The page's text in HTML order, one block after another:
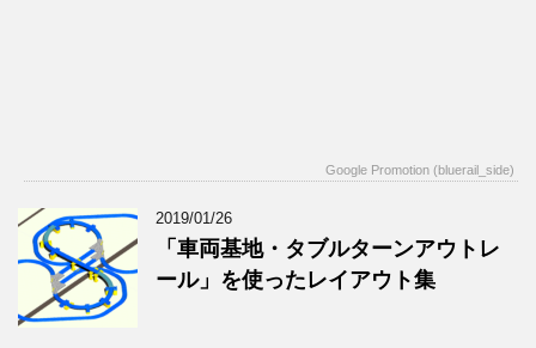
Google Promotion (bluerail_side)
2019/01/26
「車両基地・タブルターンアウトレ
ール」を使ったレイアウト集